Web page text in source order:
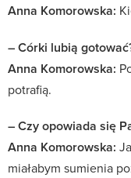
Anna Komorowska:
– Córki lubią
Anna Komorowska:
potrafią.
– Czy opowiada się
Anna Komorowska:
miałabym sumienia